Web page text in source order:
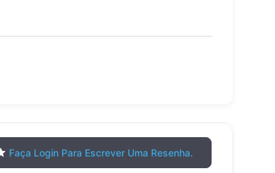
Faça Login Para Escrever Uma Resenha.